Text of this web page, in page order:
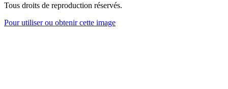
Tous droits de reproduction réservés.
Pour utiliser ou obtenir cette image